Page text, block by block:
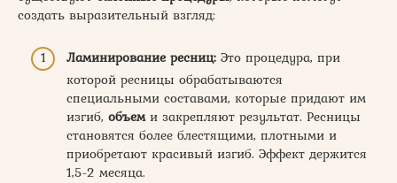
создать выразительный взгляд:
Ламинирование ресниц: Это процедура, при
которой ресницы обрабатываются
специальными составами, которые придают им
изгиб, объеми закрепляют результат. Ресницы
становятся более блестящими, плотными и
приобретают красивый изгиб. Эффект держится
1,5-2 месяца.